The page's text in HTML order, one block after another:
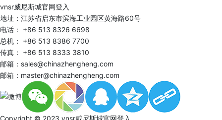
vnsr威尼斯城官网登入
地址：江苏省启东市滨海工业园区黄海路60号
电话： +86 513 8326 6698
总机： +86 513 8386 7700
传真： +86 513 8333 3810
邮箱： sales@chinazhengheng.com
邮箱： master@chinazhengheng.com
Copyright © 2023 vnsr威尼斯城官网登入